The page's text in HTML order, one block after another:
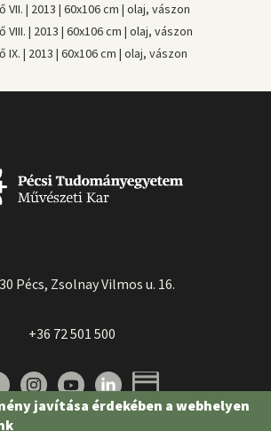
| 2013 | 60x106 cm | olaj, vászon
| 2013 | 60x106 cm | olaj, vászon
| 2013 | 60x106 cm | olaj, vászon
Pécs, Zsolnay Vilmos u. 16.
+36 72 501 500
javítása érdekében a webhelyen